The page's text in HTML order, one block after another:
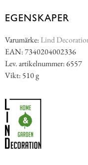
EGENSKAPER
Varumärke: Lind
EAN: 7340204002336
Lev. artikelnummer: 6557
Vikt: 510 g